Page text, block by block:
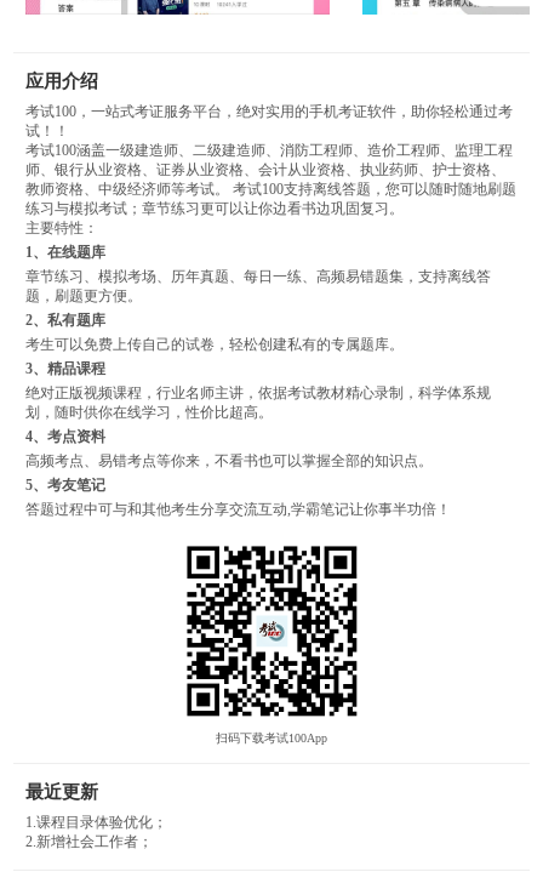
应用介绍
考试100，一站式考证服务平台，绝对实用的手机考证软件，助你轻松通过考
试！！
考试100涵盖一级建造师、二级建造师、消防工程师、造价工程师、监理工程
师、银行从业资格、证券从业资格、会计从业资格、执业药师、护士资格、
教师资格、中级经济师等考试。 考试100支持离线答题，您可以随时随地刷题
练习与模拟考试；章节练习更可以让你边看书边巩固复习。
主要特性：
1、在线题库
章节练习、模拟考场、历年真题、每日一练、高频易错题集，支持离线答
题，刷题更方便。
2、私有题库
考生可以免费上传自己的试卷，轻松创建私有的专属题库。
3、精品课程
绝对正版视频课程，行业名师主讲，依据考试教材精心录制，科学体系规
划，随时供你在线学习，性价比超高。
4、考点资料
高频考点、易错考点等你来，不看书也可以掌握全部的知识点。
5、考友笔记
答题过程中可与和其他考生分享交流互动,学霸笔记让你事半功倍！
扫码下载考试100App
最近更新
1.课程目录体验优化；
2.新增社会工作者；